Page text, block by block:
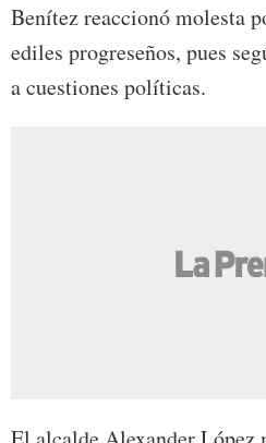
Benítez reaccionó molesta
ediles progreseños, pues
a cuestiones políticas.